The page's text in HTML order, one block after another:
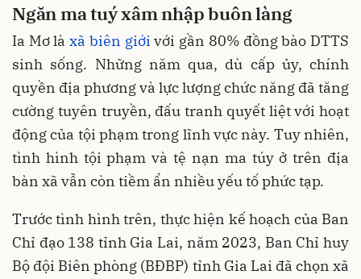
Ngăn ma tuý xâm nhập buôn làng
Ia Mơ làxã biên giới với gần 80% đồng bào DTTS
sinh sống. Những năm qua, dù cấp ủy, chính
quyền địa phương và lực lượng chức năng đã tăng
cường tuyên truyền, đấu tranh quyết liệt với hoạt
động của tội phạm trong lĩnh vực này. Tuy nhiên,
tình hình tội phạm và tệ nạn ma túy ở trên địa
bàn xã vẫn còn tiềm ẩn nhiều yếu tố phức tạp.
Trước tình hình trên, thực hiện kế hoạch của Ban
Chỉ đạo 138 tỉnh Gia Lai, năm 2023, Ban Chỉ huy
Bộ đội Biên phòng (BĐBP) tỉnh Gia Lai đã chọn xã